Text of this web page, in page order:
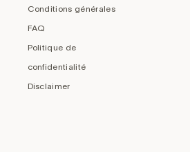
Conditions générales
FAQ
Politique de
confidentialité
Disclaimer